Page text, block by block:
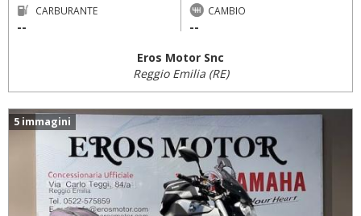
CARBURANTE
--
CAMBIO
--
Eros Motor Snc
Reggio Emilia (RE)
5 immagini